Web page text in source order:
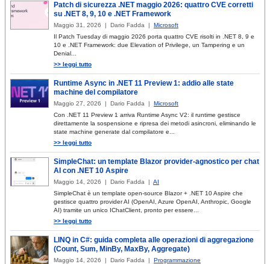
Patch di sicurezza .NET maggio 2026: quattro CVE corretti
su .NET 8, 9, 10 e .NET Framework
Maggio 31, 2026 | Dario Fadda | Microsoft
Il Patch Tuesday di maggio 2026 porta quattro CVE risolti in .NET 8, 9 e
10 e .NET Framework: due Elevation of Privilege, un Tampering e un
Denial...
>> leggi tutto
Runtime Async in .NET 11 Preview 1: addio alle state
machine del compilatore
Maggio 27, 2026 | Dario Fadda | Microsoft
Con .NET 11 Preview 1 arriva Runtime Async V2: il runtime gestisce
direttamente la sospensione e ripresa dei metodi asincroni, eliminando le
state machine generate dal compilatore e...
>> leggi tutto
SimpleChat: un template Blazor provider-agnostico per chat
AI con .NET 10 Aspire
Maggio 14, 2026 | Dario Fadda | AI
SimpleChat è un template open-source Blazor + .NET 10 Aspire che
gestisce quattro provider AI (OpenAI, Azure OpenAI, Anthropic, Google
AI) tramite un unico IChatClient, pronto per essere...
>> leggi tutto
LINQ in C#: guida completa alle operazioni di aggregazione
(Count, Sum, MinBy, MaxBy, Aggregate)
Maggio 14, 2026 | Dario Fadda | Programmazione